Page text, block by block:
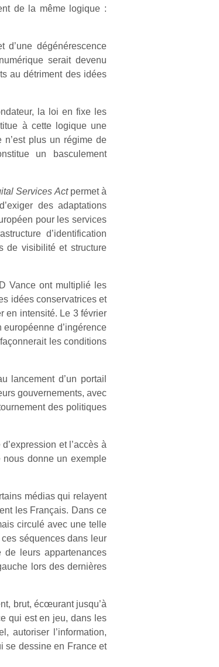
de la même logique :
dégénérescence
serait devenu
au détriment des idées
la loi en fixe les
à cette logique une
plus un régime de
un basculement
Services Actpermet à
des adaptations
pour les services
d’identification
de visibilité et structure
Vance ont multiplié les
idées conservatrices et
en intensité. Le 3 février
d’ingérence
les conditions
lancement d’un portail
gouvernements, avec
des politiques
et l’accès à
nous donne un exemple
médias qui relayent
les Français. Dans ce
circulé avec une telle
séquences dans leur
de leurs appartenances
lors des dernières
brut, écœurant jusqu’à
qui est en jeu, dans les
autoriser l’information,
se dessine en France et